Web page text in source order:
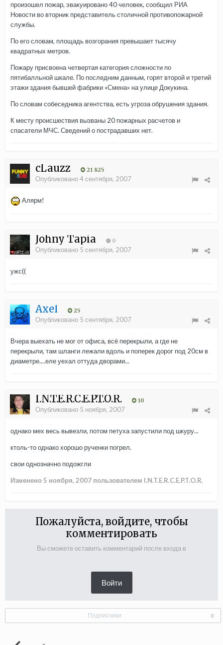
произошел пожар, эвакуировано 40 человек, сообщил РИА
Новости во вторник представитель столичной противопожарной
службы.
По его словам, площадь возгорания превышает тысячу
квадратных метров.
Пожару присвоена четвертая категория сложности по
пятибалльной шкале. По последним данным, горят второй и третий
этажи здания бывшей фабрики «Смена» на улице Докукина.
По словам собеседника агентства, есть угроза обрушения здания.
К месту происшествия вызваны 20 пожарных расчетов и
спасатели МЧС. Сведений о пострадавших нет.
cLauzz 21 825
Опубликовано4 сентября, 2007
Алярм!
Johny Tapia 0
Опубликовано 5 сентября, 2007
ужс((
Axel 25
Опубликовано 5 сентября, 2007
Вчера выехать не мог от офиса, всё перекрыли, а где не
перекрыли, там шланги лежали вдоль и поперек дорог под 20см в
диаметре....еле уехал оттуда дворами...
I.N.T.E.R.C.E.P.T.O.R. 10
Опубликовано 5 ноября, 2007
однако мех весь вывезли, потом петуха запустили под шкуру...
ктоль-то однако хорошо рученки погрел.
свои однозначно подожгли
Изменено5 ноября, 2007 пользователем I.N.T.E.R.C.E.P.T.O.R.
Пожалуйста, войдите, чтобы
комментировать
Вы сможете оставить комментарий после входа в
Войти
Подписчики 0